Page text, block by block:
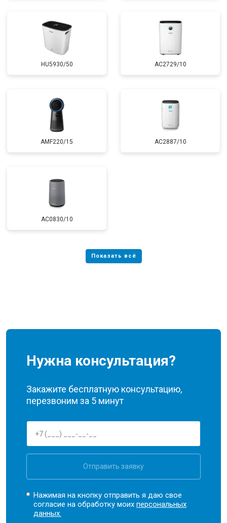
HU5930/50 AC2729/10
AMF220/15 AC2887/10
AC0830/10
Нужна консультация?
Закажите бесплатную консультацию,
перезвоним за 5 минут
Отправить заявку
Нажимая на кнопку отправить я даю свое
согласие на обработку моихперсональных
данных.